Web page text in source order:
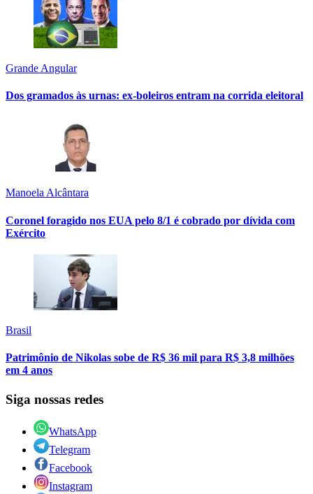
Grande Angular
Dos gramados às urnas: ex-boleiros entram na corrida eleitoral
Manoela Alcântara
Coronel foragido nos EUA pelo 8/1 é cobrado por dívida com
Exército
Brasil
Patrimônio de Nikolas sobe de R$ 36 mil para R$ 3,8 milhões
em 4 anos
Siga nossas redes
WhatsApp
Telegram
Facebook
Instagram